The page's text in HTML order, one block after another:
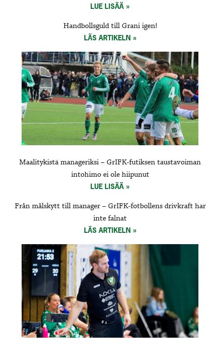
LUE LISÄÄ
Handbollsguld till Grani igen!
LÄS ARTIKELN
Maalitykistä manageriksi – GrIFK-futiksen taustavoiman
intohimo ei ole hiipunut
LUE LISÄÄ
Från målskytt till manager – GrIFK-fotbollens drivkraft har
inte falnat
LÄS ARTIKELN